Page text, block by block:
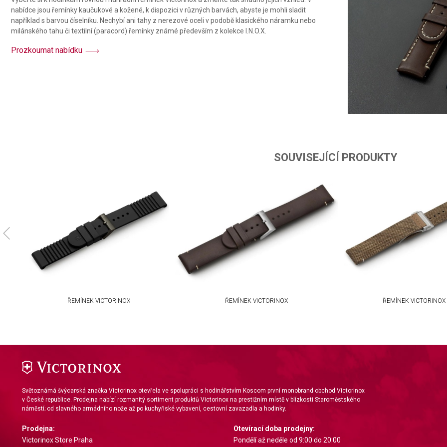
nabídce jsou řemínky kaučukové a kožené, k dispozici v různých barvách, abyste je mohli sladit
například s barvou číselníku. Nechybí ani tahy z nerezové oceli v podobě klasického náramku nebo
milánského tahu či textilní (paracord) řemínky známé především z kolekce I.N.O.X.
Prozkoumat nabídku
SOUVISEJÍCÍ PRODUKTY
ŘEMÍNEK VICTORINOX ŘEMÍNEK VICTORINOX ŘEMÍNEK VICTORINOX
Světoznámá švýcarská značka Victorinox otevřela ve spolupráci s hodinářstvím Koscom první monobrand obchod Victorinox
v České republice. Prodejna nabízí rozmanitý sortiment produktů Victorinox na prestižním místě v blízkosti Staroměstského
náměstí; od slavného armádního nože až po kuchyňské vybavení, cestovní zavazadla a hodinky.
Prodejna:
Victorinox Store Praha
Otevírací doba prodejny:
Pondělí až neděle od 9:00 do 20:00
Functional